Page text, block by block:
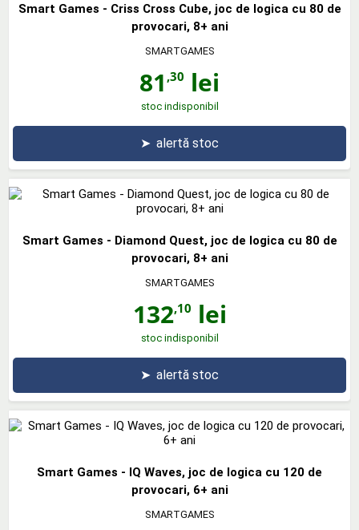
Smart Games - Criss Cross Cube, joc de logica cu 80 de
provocari, 8+ ani
SMARTGAMES
81 ,30 lei
stoc indisponibil
➤ alertă stoc
Smart Games - Diamond Quest, joc de logica cu 80 de
provocari, 8+ ani
SMARTGAMES
132,10 lei
stoc indisponibil
➤ alertă stoc
Smart Games - IQ Waves, joc de logica cu 120 de
provocari, 6+ ani
SMARTGAMES